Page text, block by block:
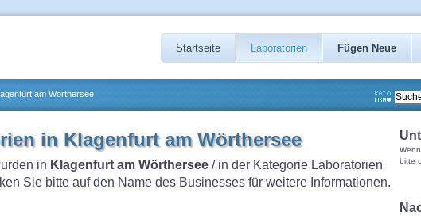
Startseite Laboratorien Fügen Neue
am Wörthersee
in Klagenfurt am Wörthersee
in Klagenfurt am Wörthersee / in der Kategorie Laboratorien
Sie bitte auf den Name des Businesses für weitere Informationen.
bitte